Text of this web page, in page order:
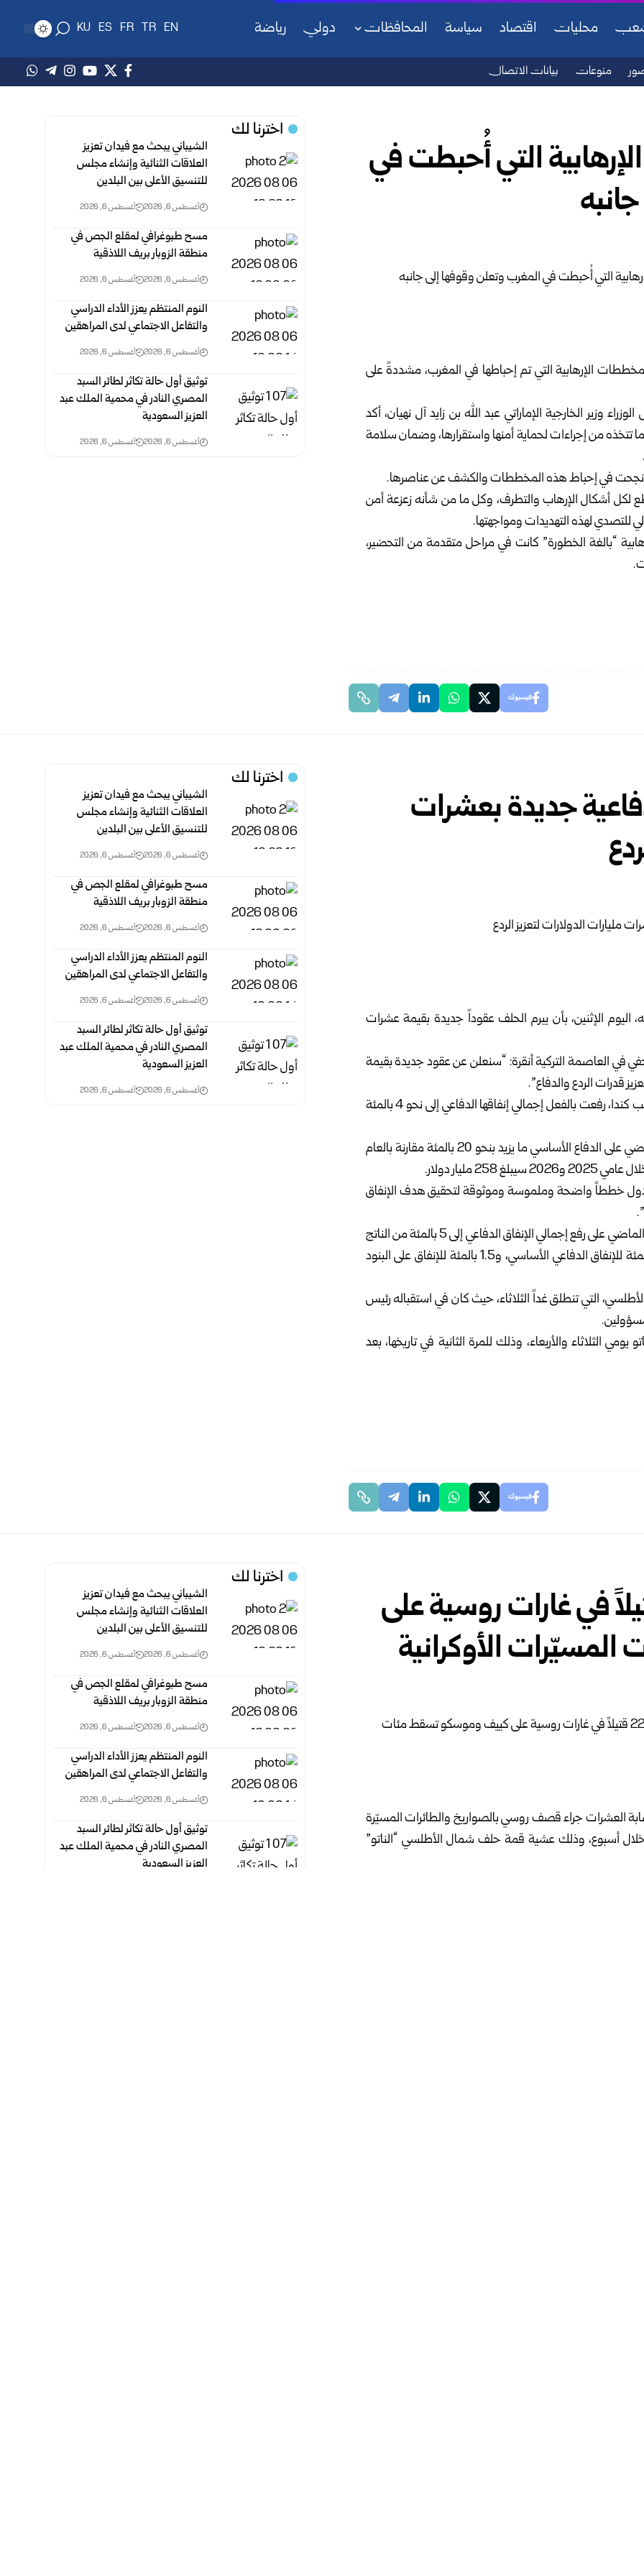
محليات اقتصاد سياسة المحافظات دولي رياضة EN
TR
FR
ES
KU
منوعات بيانات الاتصال
التي أُحبطت في
الإرهابية التي تم إحباطها في المغرب، مشددةً على
وزير الخارجية الإماراتي عبد الله بن زايد آل نهيان، أكد
تتخذه من إجراءات لحماية أمنها واستقرارها، وضمان سلامة
نجحت في إحباط هذه المخططات والكشف عن عناصرها.
لكل أشكال الإرهاب والتطرف، وكل ما من شأنه زعزعة أمن
للتصدي لهذه التهديدات ومواجهتها.
“بالغة الخطورة” كانت في مراحل متقدمة من التحضير،
فيسبوك
اخترنا لك
الشيباني يبحث مع فيدان تعزيز
العلاقات الثنائية وإنشاء مجلس
للتنسيق الأعلى بين البلدين
أغسطس 6, 2026 أغسطس 6, 2026
مسح طبوغرافي لمقلع الجص في
منطقة الزوبار بريف اللاذقية
أغسطس 6, 2026 أغسطس 6, 2026
النوم المنتظم يعزز الأداء الدراسي
والتفاعل الاجتماعي لدى المراهقين
أغسطس 6, 2026 أغسطس 6, 2026
توثيق أول حالة تكاثر لطائر السبد
المصري النادر في محمية الملك عبد
العزيز السعودية
أغسطس 6, 2026 أغسطس 6, 2026
جديدة بعشرات
اليوم الإثنين، بأن يبرم الحلف عقوداً جديدة بقيمة عشرات
في العاصمة التركية أنقرة: “سنعلن عن عقود جديدة بقيمة
قدرات الردع والدفاع”.
وأوضح روته أن الدول الأوروبية الأعضاء في الحلف، إلى جانب كندا، رفعت بالفعل إجمالي إنفاقها الدفاعي إلى نحو 4 بالمئة
وأشار إلى أن الحلفاء الأوروبيين وكندا أنفقوا خلال العام الماضي على الدفاع الأساسي ما يزيد بنحو 20 بالمئة مقارنة بالعام
مليار دولار.
الدول خططاً واضحة وملموسة وموثوقة لتحقيق هدف الإنفاق
وكان أعضاء الحلف قد اتفقوا خلال قمتهم التي عقدت العام الماضي على رفع إجمالي الإنفاق الدفاعي إلى 5 بالمئة من الناتج
المحلي الإجمالي بحلول عام 2035، بحيث يخصص 3.5 بالمئة للإنفاق الدفاعي الأساسي، و1.5 بالمئة للإنفاق على البنود
التي تنطلق غداً الثلاثاء، حيث كان في استقباله رئيس
الثلاثاء والأربعاء، وذلك للمرة الثانية في تاريخها، بعد
فيسبوك
اخترنا لك
الشيباني يبحث مع فيدان تعزيز
العلاقات الثنائية وإنشاء مجلس
للتنسيق الأعلى بين البلدين
أغسطس 6, 2026 أغسطس 6, 2026
مسح طبوغرافي لمقلع الجص في
منطقة الزوبار بريف اللاذقية
أغسطس 6, 2026 أغسطس 6, 2026
النوم المنتظم يعزز الأداء الدراسي
والتفاعل الاجتماعي لدى المراهقين
أغسطس 6, 2026 أغسطس 6, 2026
توثيق أول حالة تكاثر لطائر السبد
المصري النادر في محمية الملك عبد
العزيز السعودية
أغسطس 6, 2026 أغسطس 6, 2026
قمة “الناتو”.. 22 قتيلاً في غارات روسية على
الأوكرانية
22 شخصاً على الأقل، وإصابة العشرات جراء قصف روسي بالصواريخ والطائرات المسيّرة
خلال أسبوع، وذلك عشية قمة حلف شمال الأطلسي “الناتو”
اخترنا لك
الشيباني يبحث مع فيدان تعزيز
العلاقات الثنائية وإنشاء مجلس
للتنسيق الأعلى بين البلدين
أغسطس 6, 2026 أغسطس 6, 2026
مسح طبوغرافي لمقلع الجص في
منطقة الزوبار بريف اللاذقية
أغسطس 6, 2026 أغسطس 6, 2026
النوم المنتظم يعزز الأداء الدراسي
والتفاعل الاجتماعي لدى المراهقين
أغسطس 6, 2026 أغسطس 6, 2026
توثيق أول حالة تكاثر لطائر السبد
المصري النادر في محمية الملك عبد
العزيز السعودية